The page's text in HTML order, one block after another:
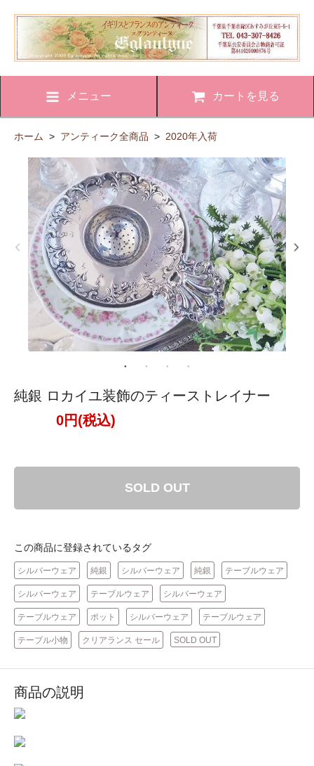
メニュー カートを見る
ホーム > アンティーク全商品 > 2020年入荷
純銀 ロカイユ装飾のティーストレイナー
0円(税込)
SOLD OUT
この商品に登録されているタグ
シルバーウェア 純銀 シルバーウェア 純銀 テーブルウェア
シルバーウェア テーブルウェア シルバーウェア
テーブルウェア ポット シルバーウェア テーブルウェア
テーブル小物 クリアランス セール SOLD OUT
商品の説明